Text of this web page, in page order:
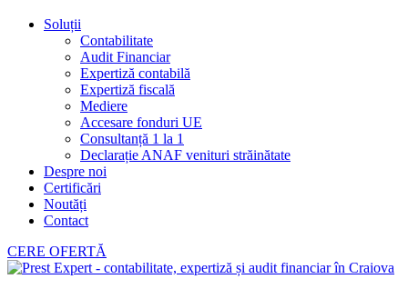
Soluții
Contabilitate
Audit Financiar
Expertiză contabilă
Expertiză fiscală
Mediere
Accesare fonduri UE
Consultanță 1 la 1
Declarație ANAF venituri străinătate
Despre noi
Certificări
Noutăți
Contact
CERE OFERTĂ